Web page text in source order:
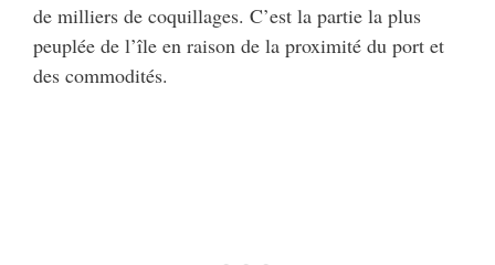
de milliers de coquillages. C’est la partie la plus
peuplée de l’île en raison de la proximité du port et
des commodités.